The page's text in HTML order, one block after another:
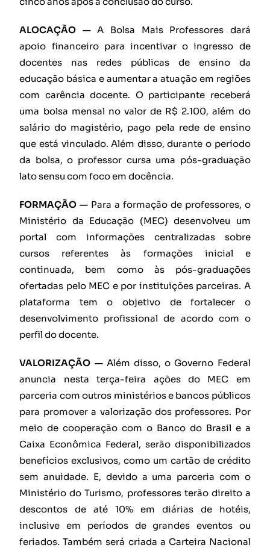
ALOCAÇÃO —A Bolsa Mais Professores dará
apoio financeiro para incentivar o ingresso de
docentes nas redes públicas de ensino da
educação básica e aumentar a atuação em regiões
com carência docente. O participante receberá
uma bolsa mensal no valor de R$ 2.100, além do
salário do magistério, pago pela rede de ensino
que está vinculado. Além disso, durante o período
da bolsa, o professor cursa uma pós-graduação
lato sensu com foco em docência.
FORMAÇÃO — Para a formação de professores, o
Ministério da Educação (MEC) desenvolveu um
portal com informações centralizadas sobre
cursos referentes às formações inicial e
continuada, bem como às pós-graduações
ofertadas pelo MEC e por instituições parceiras. A
plataforma tem o objetivo de fortalecer o
desenvolvimento profissional de acordo com o
perfil do docente.
VALORIZAÇÃO —Além disso, o Governo Federal
anuncia nesta terça-feira ações do MEC em
parceria com outros ministérios e bancos públicos
para promover a valorização dos professores. Por
meio de cooperação com o Banco do Brasil e a
Caixa Econômica Federal, serão disponibilizados
benefícios exclusivos, como um cartão de crédito
sem anuidade. E, devido a uma parceria com o
Ministério do Turismo, professores terão direito a
descontos de até 10% em diárias de hotéis,
inclusive em períodos de grandes eventos ou
feriados. Também será criada a Carteira Nacional